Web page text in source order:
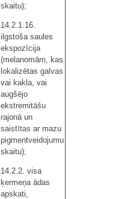
skaitu);
14.2.1.16.
ilgstoša saules
ekspozīcija
(melanomām, kas
lokalizētas galvas
vai kakla, vai
augšējo
ekstremitāšu
rajonā un
saistītas ar mazu
pigmentveidojumu
skaitu);
14.2.2. visa
ķermeņa ādas
apskati,